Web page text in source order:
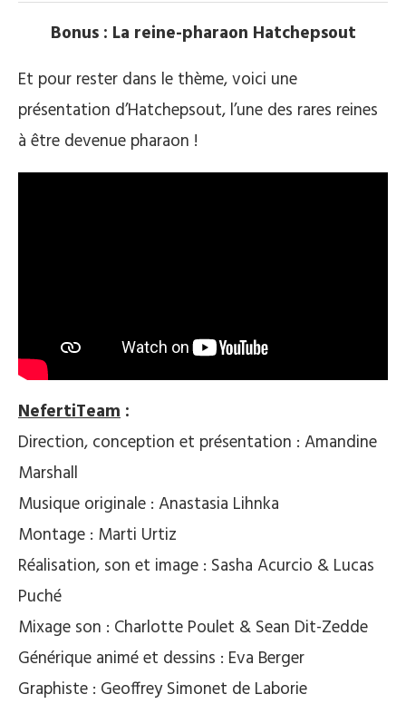
Bonus : La reine-pharaon Hatchepsout
Et pour rester dans le thème, voici une
présentation d’Hatchepsout, l’une des rares reines
à être devenue pharaon !
NefertiTeam :
Direction, conception et présentation : Amandine
Marshall
Musique originale : Anastasia Lihnka
Montage : Marti Urtiz
Réalisation, son et image : Sasha Acurcio & Lucas
Puché
Mixage son : Charlotte Poulet & Sean Dit-Zedde
Générique animé et dessins : Eva Berger
Graphiste : Geoffrey Simonet de Laborie